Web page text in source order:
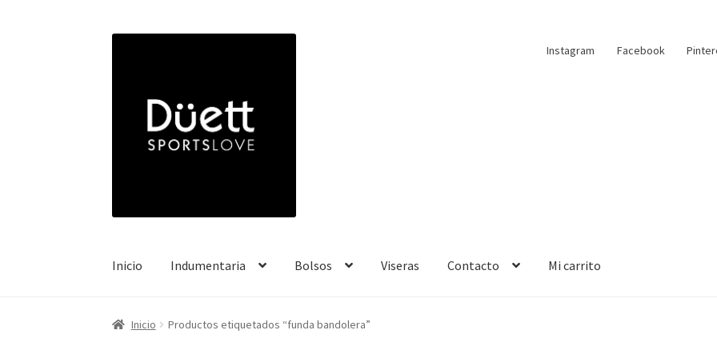
navegación
página
Instagram Facebook
Inicio Indumentaria Bolsos Viseras Contacto Mi carrito
Inicio Productos etiquetados “funda bandolera”